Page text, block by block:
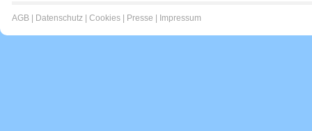
AGB Datenschutz Cookies Presse Impressum